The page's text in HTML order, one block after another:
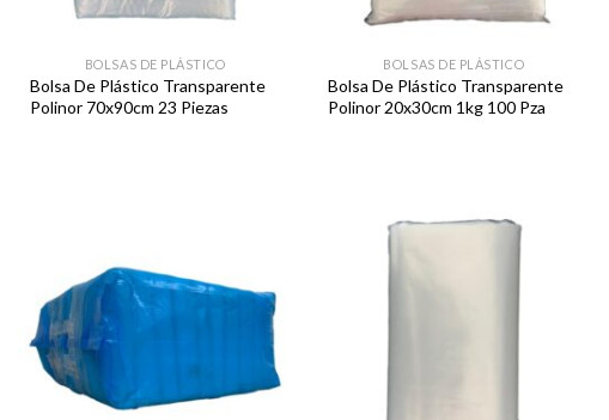
BOLSAS DE PLÁSTICO
Bolsa De Plástico Transparente
Polinor 70x90cm 23 Piezas
BOLSAS DE PLÁSTICO
Bolsa De Plástico Transparente
Polinor 20x30cm 1kg 100 Pza
Favoritos